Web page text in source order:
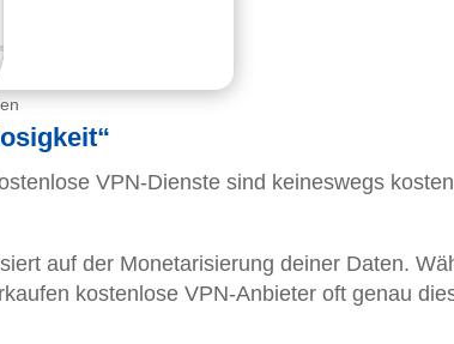
VPN-Dienste sind keineswegs
auf der Monetarisierung deiner Daten.
kostenlose VPN-Anbieter oft genau